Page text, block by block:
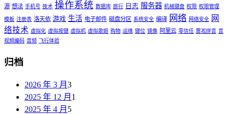
源 想法 手机号 技术 操作系统 数据库 旅行 日志 服务器 机械键盘 权限 权限管理
模板 注册表 洛天依 游戏 生活 电子邮件 磁盘分区 系统安全 编译 网络 网络安全
网
络技术 虚拟化 虚拟按键 虚拟机 虚拟歌姬 购物 运维 键位 镜像 阿里云 零信任 雾凇拼音 音
视频编码 音频 飞行体验
归档
2026 年 3 月 3
2025 年 12 月 1
2025 年 4 月 5